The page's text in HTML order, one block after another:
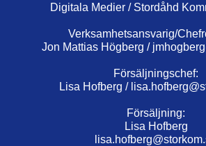
Digitala Medier / Stordåhd
Verksamhetsansvarig/
Jon Mattias Högberg /
Försäljningschef:
Lisa Hofberg /
Försäljning:
Lisa Hofberg